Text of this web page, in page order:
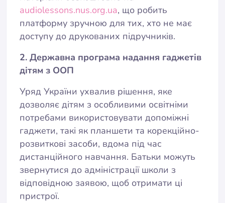
audiolessons.nus.org.ua, що робить
платформу зручною для тих, хто не має
доступу до друкованих підручників.
2. Державна програма надання гаджетів
дітям з ООП
Уряд України ухвалив рішення, яке
дозволяє дітям з особливими освітніми
потребами використовувати допоміжні
гаджети, такі як планшети та корекційно-
розвиткові засоби, вдома під час
дистанційного навчання. Батьки можуть
звернутися до адміністрації школи з
відповідною заявою, щоб отримати ці
пристрої.